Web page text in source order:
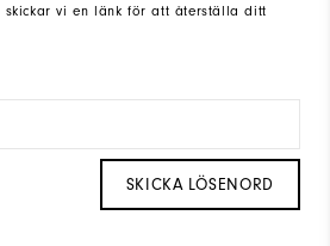
skickar vi en länk för att återställa ditt
SKICKA LÖSENORD